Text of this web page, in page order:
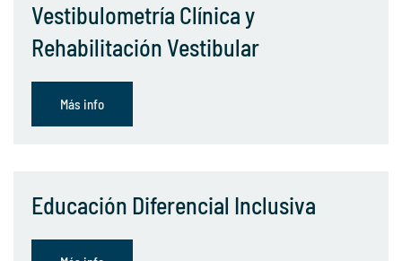
Vestibulometría Clínica y
Rehabilitación Vestibular
Más info
Educación Diferencial Inclusiva